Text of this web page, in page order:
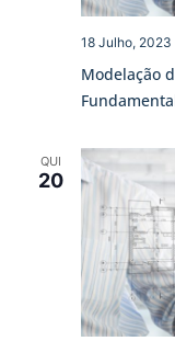
Modelação
18 Julho, 2023
QUI
20